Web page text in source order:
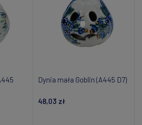
Dynia mała Goblin (A445 D7)
48,03 zł